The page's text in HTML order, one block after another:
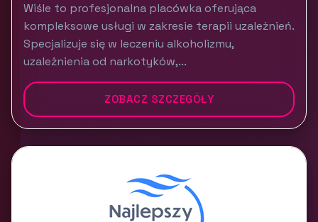
Wiśle to profesjonalna placówka oferująca
kompleksowe usługi w zakresie terapii uzależnień.
Specjalizuje się w leczeniu alkoholizmu,
uzależnienia od narkotyków,...
ZOBACZ SZCZEGÓŁY